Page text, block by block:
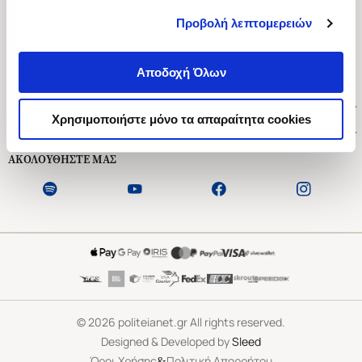
Προβολή λεπτομερειών
Αποδοχή Όλων
Χρησιμοποιήστε μόνο τα απαραίτητα cookies
Ασκληπιού 1-3, Αθήνα 106 79
Δευτέρα - Παρασκευή 09:00-21:00
Εξυπηρέτηση Πελατών
ΑΚΟΛΟΥΘΗΣΤΕ ΜΑΣ
©2026 politeianet.gr All rights reserved.
Designed & Developed bySleed